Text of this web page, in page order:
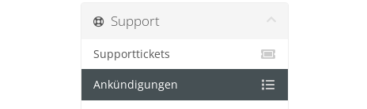
Support
Supporttickets
Ankündigungen